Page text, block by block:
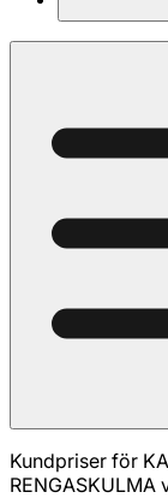
Kundpriser för
RENGASKULMA